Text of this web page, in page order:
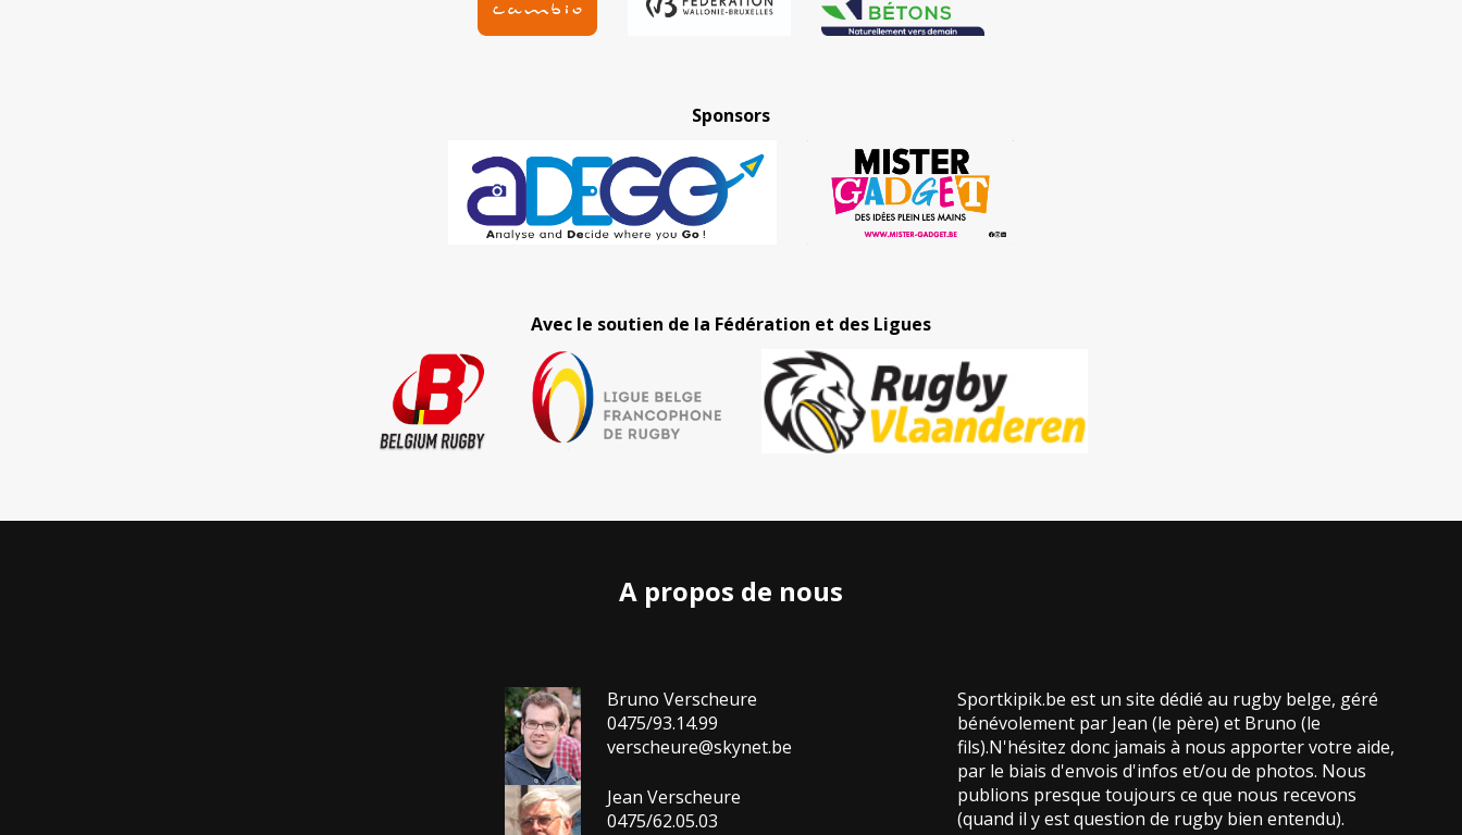
Sponsors
Avec le soutien de la Fédération et des Ligues
A propos de nous
Bruno Verscheure
0475/93.14.99
verscheure@skynet.be
Jean Verscheure
0475/62.05.03
Sportkipik.be est un site dédié au rugby belge, géré
bénévolement par Jean (le père) et Bruno (le
fils).N'hésitez donc jamais à nous apporter votre aide,
par le biais d'envois d'infos et/ou de photos. Nous
publions presque toujours ce que nous recevons
(quand il y est question de rugby bien entendu).